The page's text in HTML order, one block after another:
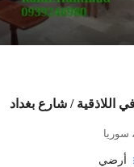
اللاذقية / شارع بغداد
سوريا
أرضي